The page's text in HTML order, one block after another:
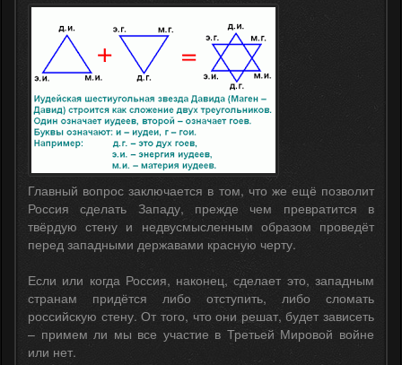
Главный вопрос заключается в том, что же ещё позволит
Россия сделать Западу, прежде чем превратится в
твёрдую стену и недвусмысленным образом проведёт
перед западными державами красную черту.
Если или когда Россия, наконец, сделает это, западным
странам придётся либо отступить, либо сломать
российскую стену. От того, что они решат, будет зависеть
– примем ли мы все участие в Третьей Мировой войне
или нет.